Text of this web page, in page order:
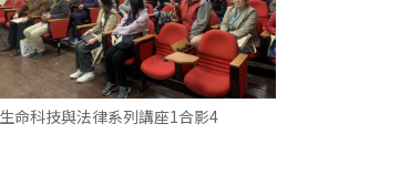
生命科技與法律系列講座1合影4